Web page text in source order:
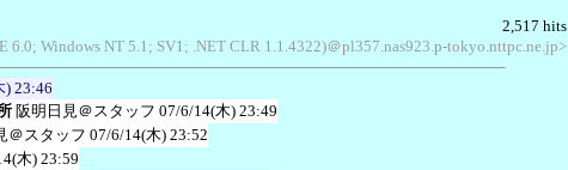
2,517 hits
6.0; Windows NT 5.1; SV1; .NET CLR 1.1.4322)＠pl357.nas923.p-tokyo.nttpc.ne.jp>
) 23:46
阪明日見＠スタッフ 07/6/14(木) 23:49
＠スタッフ 07/6/14(木) 23:52
木) 23:59